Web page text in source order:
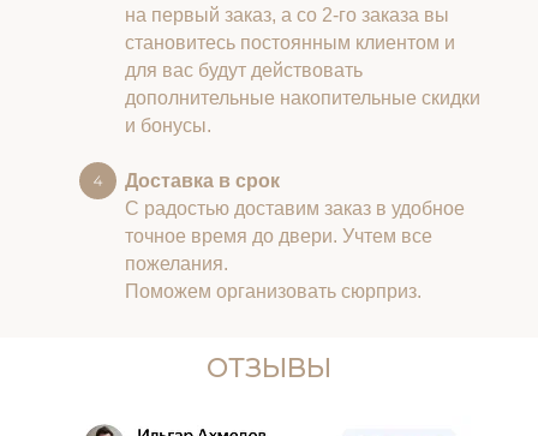
на первый заказ, а со 2-го заказа вы
становитесь постоянным клиентом и
для вас будут действовать
дополнительные накопительные скидки
и бонусы.
Доставка в срок
С радостью доставим заказ в удобное
точное время до двери. Учтем все
пожелания.
Поможем организовать сюрприз.
ОТЗЫВЫ